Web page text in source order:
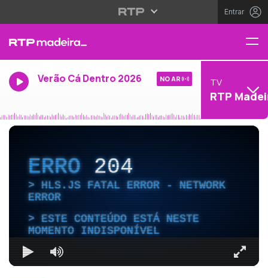
Entrar
Verão Cá Dentro 2026 NO AR TV
RTP
ERRO204
HLS.JS FATAL ERROR - NETWORK
ERROR
ESTE CONTEÚDO ESTÁ NESTE
MOMENTO INDISPONÍVEL